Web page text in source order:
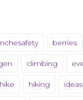
berries
climbing
hike hiking ideas